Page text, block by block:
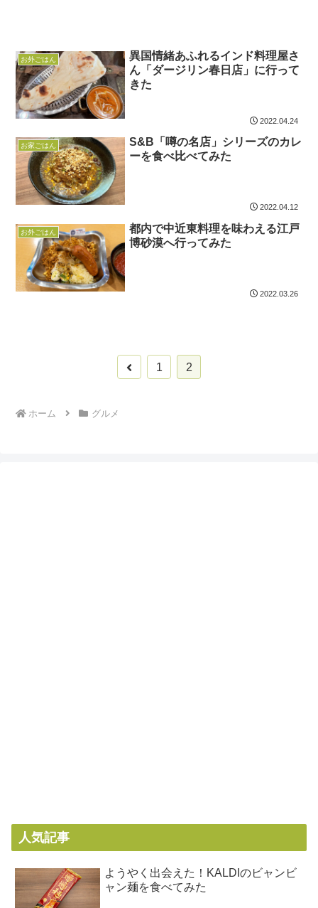
お外ごはん
異国情緒あふれるインド料理屋さ
ん「ダージリン春日店」に行って
きた
2022.04.24
お家ごはん
S&B「噂の名店」シリーズのカレ
ーを食べ比べてみた
2022.04.12
お外ごはん
都内で中近東料理を味わえる江戸
博砂漠へ行ってみた
2022.03.26
前
1 2
ホーム グルメ
人気記事
ようやく出会えた！KALDIのビャンビ
ャン麺を食べてみた